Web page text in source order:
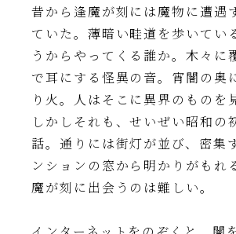
昔から逢魔が刻には魔物に遭遇
ていた。薄暗い畦道を歩いてい
うからやってくる誰か。木々に
で耳にする怪異の音。宵闇の奥
り火。人はそこに異界のものを
しかしそれも、せいぜい昭和の
話。通りには街灯が並び、密集
ンションの窓から明かりがもれ
魔が刻に出会うのは難しい。